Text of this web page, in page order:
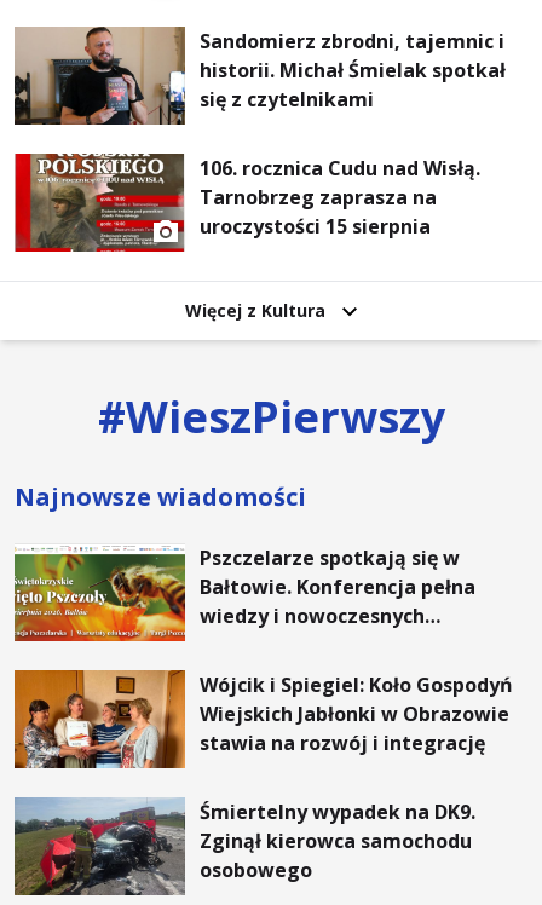
Sandomierz zbrodni, tajemnic i
historii. Michał Śmielak spotkał
się z czytelnikami
106. rocznica Cudu nad Wisłą.
Tarnobrzeg zaprasza na
uroczystości 15 sierpnia
Więcej z Kultura
#WieszPierwszy
Najnowsze wiadomości
Pszczelarze spotkają się w
Bałtowie. Konferencja pełna
wiedzy i nowoczesnych
Wójcik i Spiegiel: Koło Gospodyń
Wiejskich Jabłonki w Obrazowie
stawia na rozwój i integrację
Śmiertelny wypadek na DK9.
Zginął kierowca samochodu
osobowego